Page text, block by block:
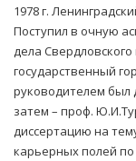
1978 г.
Поступил в очную
дела
государственный
руководителем был
затем – проф.
диссертацию на
карьерных полей по